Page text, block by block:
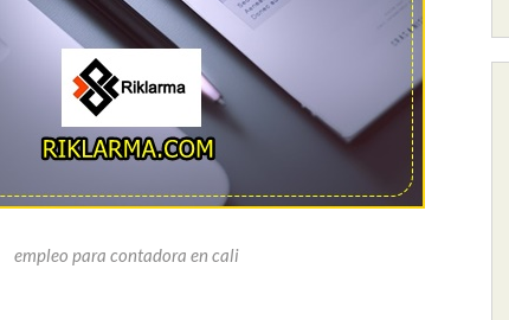
empleo para contadora en cali